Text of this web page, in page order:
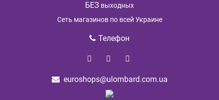
БЕЗ выходных
Cеть магазинов по всей Украине
Телефон
euroshops@ulombard.com.ua